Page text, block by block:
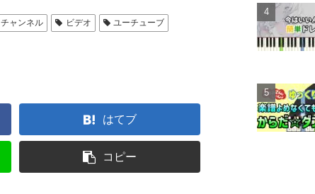
チャンネル ビデオ ユーチューブ
はてブ
コピー